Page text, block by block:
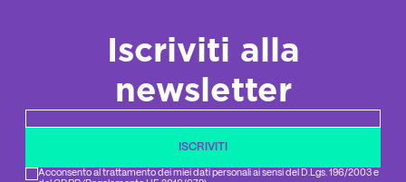
Iscriviti alla
newsletter
ISCRIVITI
Acconsento al trattamento dei miei dati personali ai sensi del D.Lgs. 196/2003 e